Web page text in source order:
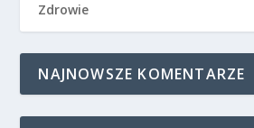
Zdrowie
NAJNOWSZE KOMENTARZE